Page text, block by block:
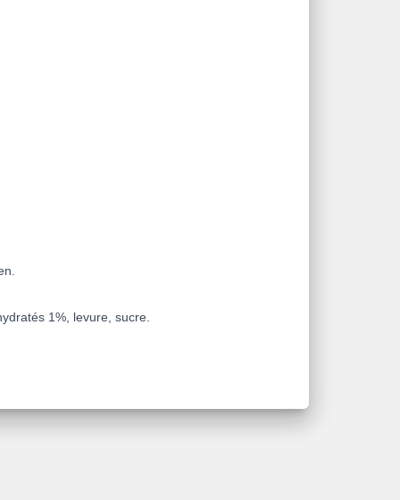
1%, levure, sucre.